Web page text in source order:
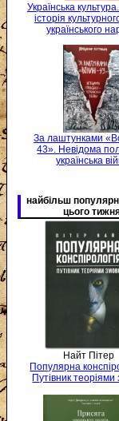
Українська
історія
українського
За лаштунками
43». Невідома
українська
найбільш
цього
Найт Пітер
Популярна
Путівник теоріями